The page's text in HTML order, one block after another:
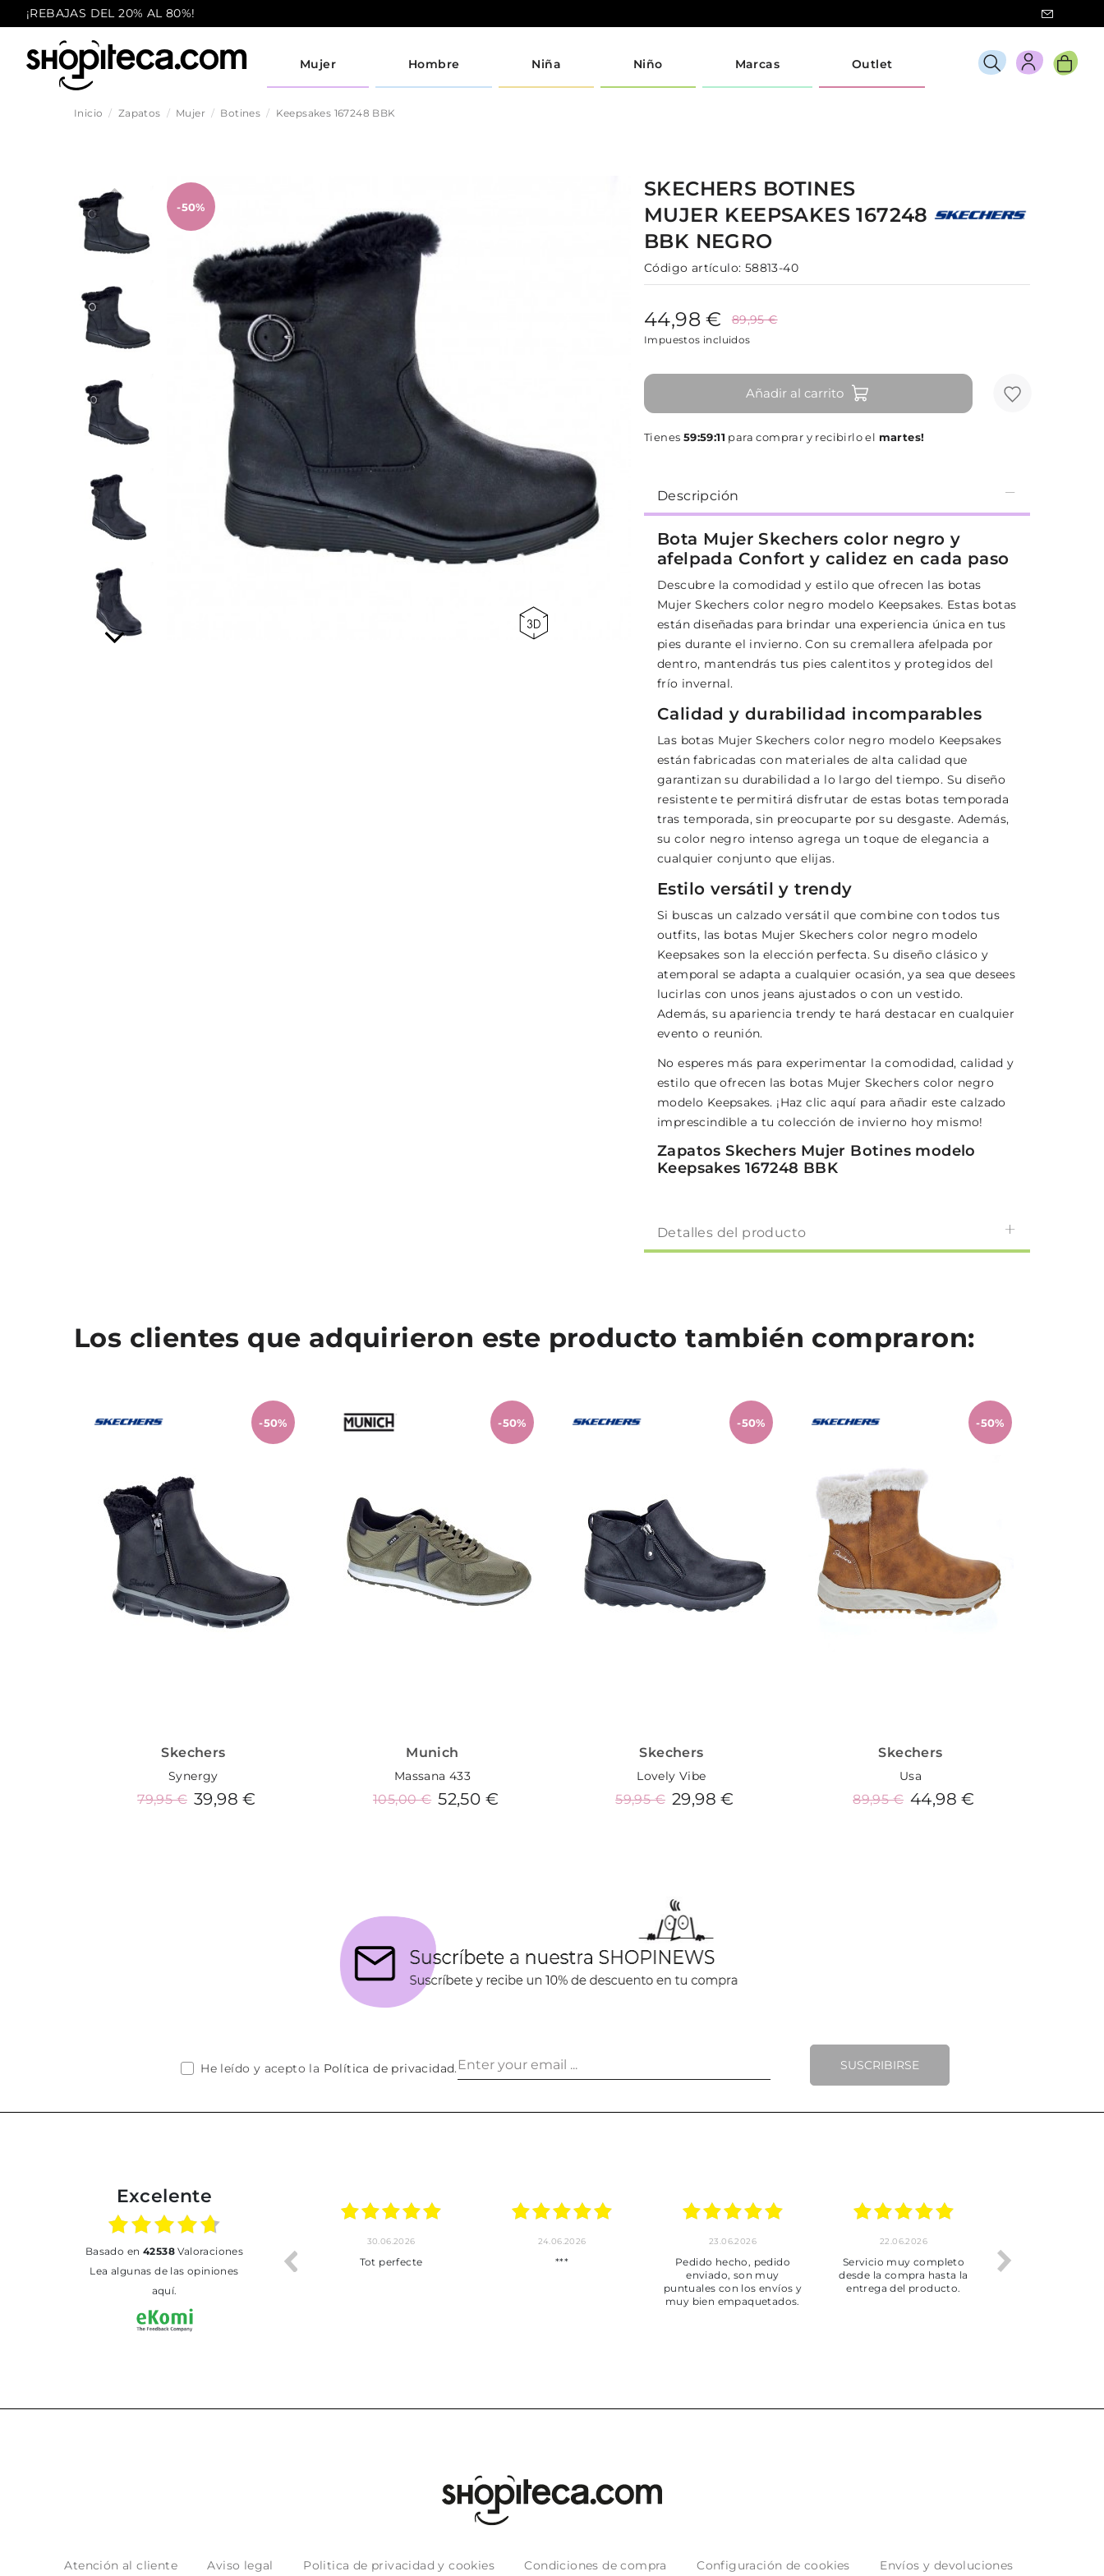
¡REBAJAS DEL 20% AL 80%!
Mujer Hombre Niña Niño Marcas Outlet
Inicio Zapatos Mujer Botines Keepsakes 167248 BBK
-50%
SKECHERS BOTINES
MUJER KEEPSAKES 167248
BBK NEGRO
Código artículo: 58813-40
44,98 € 89,95 €
Impuestos incluidos
Añadir al carrito
Tienes 59:59:11 para comprar y recibirlo el martes!
Descripción
Bota Mujer Skechers color negro y
afelpada Confort y calidez en cada paso
Descubre la comodidad y estilo que ofrecen las botas
Mujer Skechers color negro modelo Keepsakes. Estas botas
están diseñadas para brindar una experiencia única en tus
pies durante el invierno. Con su cremallera afelpada por
dentro, mantendrás tus pies calentitos y protegidos del
frío invernal.
Calidad y durabilidad incomparables
Las botas Mujer Skechers color negro modelo Keepsakes
están fabricadas con materiales de alta calidad que
garantizan su durabilidad a lo largo del tiempo. Su diseño
resistente te permitirá disfrutar de estas botas temporada
tras temporada, sin preocuparte por su desgaste. Además,
su color negro intenso agrega un toque de elegancia a
cualquier conjunto que elijas.
Estilo versátil y trendy
Si buscas un calzado versátil que combine con todos tus
outfits, las botas Mujer Skechers color negro modelo
Keepsakes son la elección perfecta. Su diseño clásico y
atemporal se adapta a cualquier ocasión, ya sea que desees
lucirlas con unos jeans ajustados o con un vestido.
Además, su apariencia trendy te hará destacar en cualquier
evento o reunión.
No esperes más para experimentar la comodidad, calidad y
estilo que ofrecen las botas Mujer Skechers color negro
modelo Keepsakes. ¡Haz clic aquí para añadir este calzado
imprescindible a tu colección de invierno hoy mismo!
Zapatos Skechers Mujer Botines modelo
Keepsakes 167248 BBK
Detalles del producto
Los clientes que adquirieron este producto también compraron:
-50%
Skechers
Synergy
39,98 €
79,95 €
-50%
Munich
Massana 433
52,50 €
105,00 €
-50%
Skechers
Lovely Vibe
29,98 €
59,95 €
-50%
Skechers
Usa
44,98 €
89,95 €
SUSCRIBIRSE
He leído y acepto la Política de privacidad.
Excelente
basado en 42538Valoraciones
Lea algunas de las opiniones
aquí.
30.06.2026
Tot perfecte
24.06.2026
***
23.06.2026
Pedido hecho, pedido
enviado, son muy
puntuales con los envíos y
muy bien empaquetados.
22.06.2026
Servicio muy completo
desde la compra hasta la
entrega del producto.
Atención al cliente Aviso legal Politica de privacidad y cookies Condiciones de compra Configuración de cookies Envíos y devoluciones